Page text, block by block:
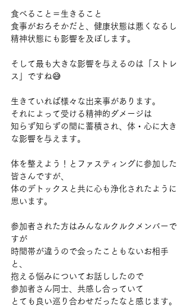
食べること＝生きること
食事がおろそかだと、健康状態は悪くなるし
精神状態にも影響を及ぼします。
そして最も大きな影響を与えるのは「ストレ
ス」ですね😅
生きていれば様々な出来事があります。
それによって受ける精神的ダメージは
知らず知らずの間に蓄積され、体・心に大き
な影響を与えます。
体を整えよう！とファスティングに参加した
皆さんですが、
体のデトックスと共に心も浄化されたように
思います。
参加者された方はみんなルクルクメンバーで
すが
時間帯が違うので会ったこともないお相手
と、
抱える悩みについてお話ししたので
参加者さん同士、共感し合っていて
とても良い巡り合わせだったなと感じます。